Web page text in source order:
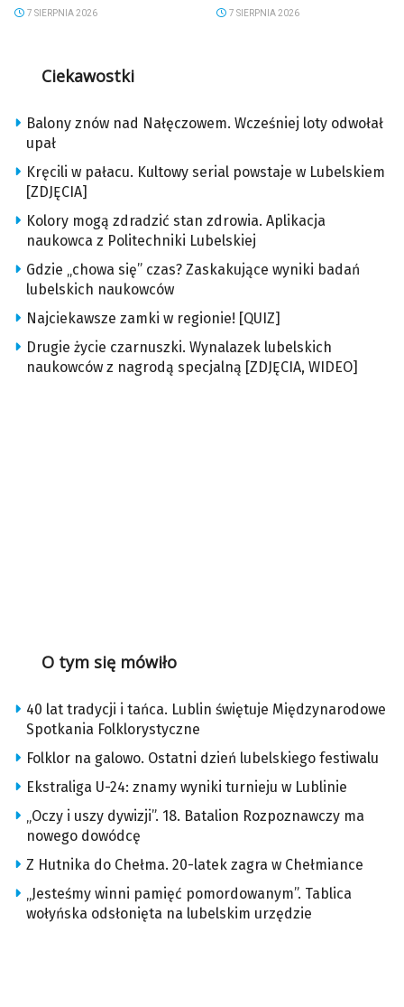
7 SIERPNIA 2026 7 SIERPNIA 2026
Ciekawostki
Balony znów nad Nałęczowem. Wcześniej loty odwołał
upał
Kręcili w pałacu. Kultowy serial powstaje w Lubelskiem
[ZDJĘCIA]
Kolory mogą zdradzić stan zdrowia. Aplikacja
naukowca z Politechniki Lubelskiej
Gdzie „chowa się” czas? Zaskakujące wyniki badań
lubelskich naukowców
Najciekawsze zamki w regionie! [QUIZ]
Drugie życie czarnuszki. Wynalazek lubelskich
naukowców z nagrodą specjalną [ZDJĘCIA, WIDEO]
O tym się mówiło
40 lat tradycji i tańca. Lublin świętuje Międzynarodowe
Spotkania Folklorystyczne
Folklor na galowo. Ostatni dzień lubelskiego festiwalu
Ekstraliga U-24: znamy wyniki turnieju w Lublinie
„Oczy i uszy dywizji”. 18. Batalion Rozpoznawczy ma
nowego dowódcę
Z Hutnika do Chełma. 20-latek zagra w Chełmiance
„Jesteśmy winni pamięć pomordowanym”. Tablica
wołyńska odsłonięta na lubelskim urzędzie